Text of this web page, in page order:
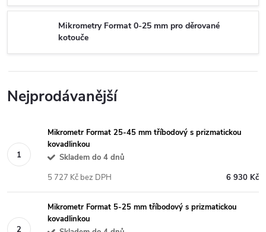
Mikrometry Format 0-25 mm pro děrované
kotouče
Nejprodávanější
Mikrometr Format 25-45 mm tříbodový s prizmatickou
kovadlinkou
Skladem do 4 dnů
6 930 Kč
5 727 Kč bez DPH
Mikrometr Format 5-25 mm tříbodový s prizmatickou
kovadlinkou